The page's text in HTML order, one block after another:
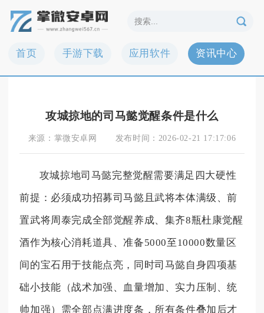
首页 手游下载 应用软件 资讯中心
攻城掠地的司马懿觉醒条件是什么
来源： 掌微安卓网 发布时间： 2026-02-21 17:17:06
攻城掠地司马懿完整觉醒需要满足四大硬性
前提：必须成功招募司马懿且武将本体满级、前
置武将周泰完成全部觉醒养成、集齐8瓶杜康觉醒
酒作为核心消耗道具、准备5000至10000数量区
间的宝石用于技能点亮，同时司马懿自身四项基
础小技能（战术加强、血量增加、实力压制、统
帅加强）需全部点满进度条，所有条件叠加后才